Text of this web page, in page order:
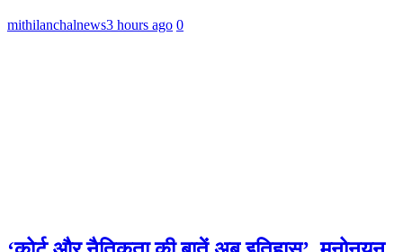
mithilanchalnews3 hours ago 0